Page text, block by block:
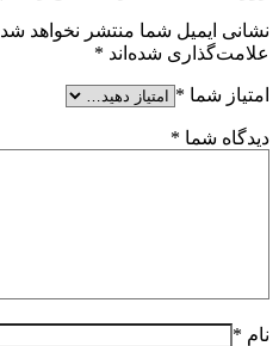
نشانی ایمیل شما منتشر نخواهد
علامت‌گذاری شده‌اند *
امتیاز شما *
دیدگاه شما *
نام *